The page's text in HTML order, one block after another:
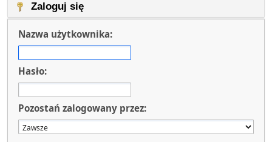
Zaloguj się
Nazwa użytkownika:
Hasło:
Pozostań zalogowany przez: